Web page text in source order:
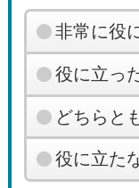
非常に役
役に立っ
どちらと
役に立た